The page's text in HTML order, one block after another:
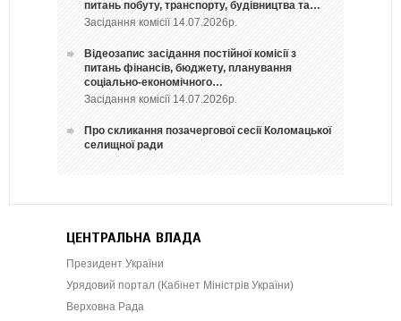
питань побуту, транспорту, будівництва та…
Засідання комісії 14.07.2026р.
Відеозапис засідання постійної комісії з
питань фінансів, бюджету, планування
соціально-економічного…
Засідання комісії 14.07.2026р.
Про скликання позачергової сесії Коломацької
селищної ради
ЦЕНТРАЛЬНА ВЛАДА
Президент України
Урядовий портал (Кабінет Міністрів України)
Верховна Рада